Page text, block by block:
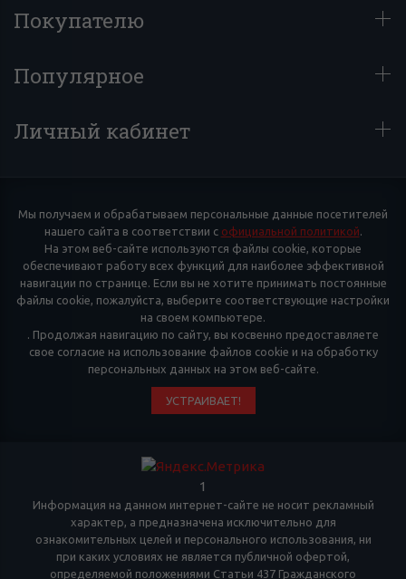
Покупателю
Популярное
Личный кабинет
Мы получаем и обрабатываем персональные данные посетителей
нашего сайта в соответствии с официальной политикой.
На этом веб-сайте используются файлы cookie, которые
обеспечивают работу всех функций для наиболее эффективной
навигации по странице. Если вы не хотите принимать постоянные
файлы cookie, пожалуйста, выберите соответствующие настройки
на своем компьютере.
. Продолжая навигацию по сайту, вы косвенно предоставляете
свое согласие на использование файлов cookie и на обработку
персональных данных на этом веб-сайте.
УСТРАИВАЕТ!
1
Информация на данном интернет-сайте не носит рекламный
характер, а предназначена исключительно для
ознакомительных целей и персонального использования, ни
при каких условиях не является публичной офертой,
определяемой положениями Статьи 437 Гражданского